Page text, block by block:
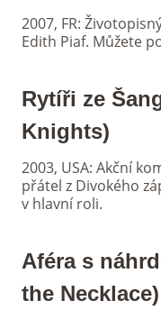
2007, FR:
Edith Piaf. Můžete
Rytíři ze
Knights)
2003, USA: Akční
přátel z Divokého
v hlavní roli.
Aféra s
the Necklace)